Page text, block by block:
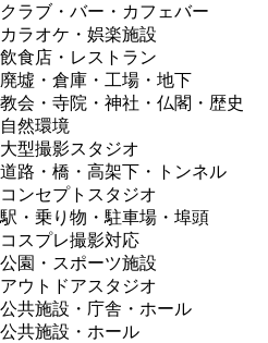
クラブ・バー・カフェバー
カラオケ・娯楽施設
飲食店・レストラン
廃墟・倉庫・工場・地下
教会・寺院・神社・仏閣・歴史
自然環境
大型撮影スタジオ
道路・橋・高架下・トンネル
コンセプトスタジオ
駅・乗り物・駐車場・埠頭
コスプレ撮影対応
公園・スポーツ施設
アウトドアスタジオ
公共施設・庁舎・ホール
公共施設・ホール